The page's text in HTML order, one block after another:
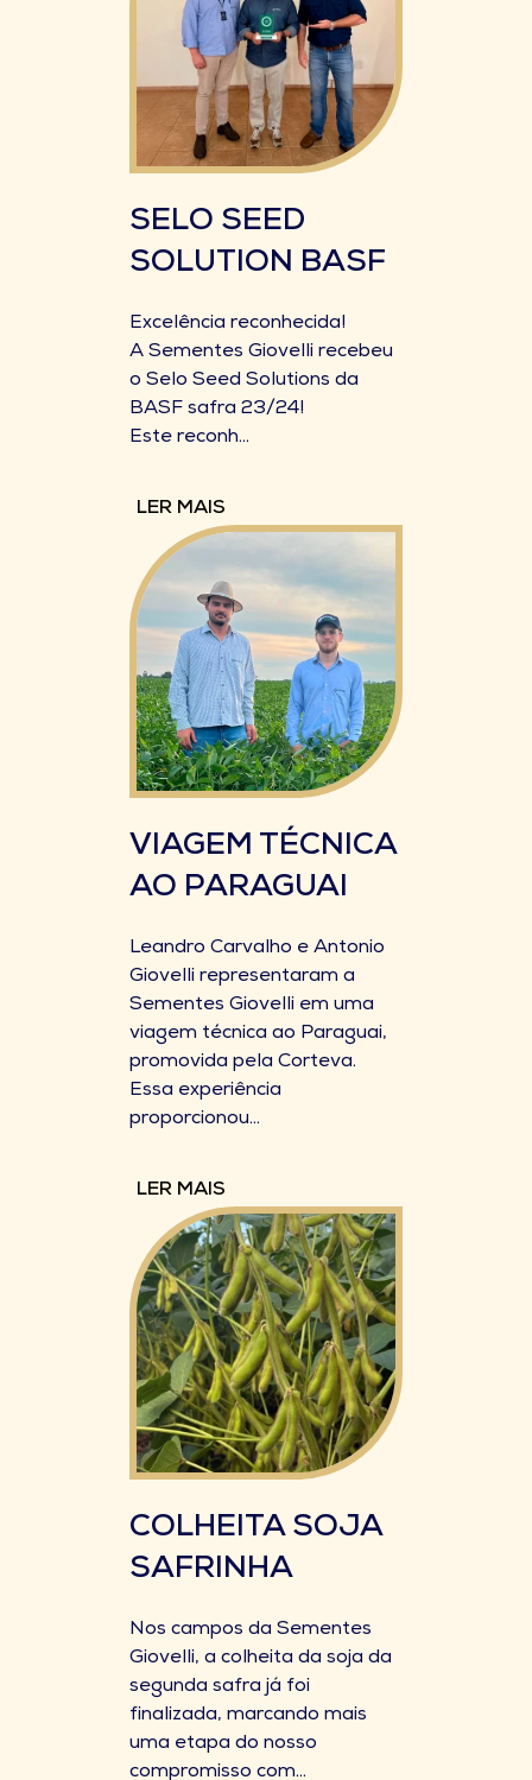
SELO SEED
SOLUTION BASF
Excelência reconhecida!
A Sementes Giovelli recebeu
o Selo Seed Solutions da
BASF safra 23/24!
Este reconh...
LER MAIS
VIAGEM TÉCNICA
AO PARAGUAI
Leandro Carvalho e Antonio
Giovelli representaram a
Sementes Giovelli em uma
viagem técnica ao Paraguai,
promovida pela Corteva.
Essa experiência
proporcionou...
LER MAIS
COLHEITA SOJA
SAFRINHA
Nos campos da Sementes
Giovelli, a colheita da soja da
segunda safra já foi
finalizada, marcando mais
uma etapa do nosso
compromisso com...